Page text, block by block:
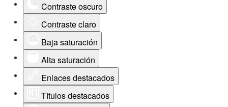
Contraste oscuro
Contraste claro
Baja saturación
Alta saturación
Enlaces destacados
Títulos destacados